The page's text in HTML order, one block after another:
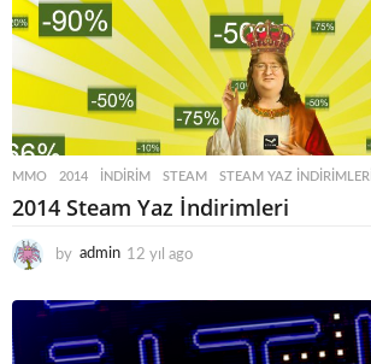
MMO 2014 INDIRIM ,STEAM ,STEAM YAZ İNDIRIMLERI
2014 Steam Yaz İndirimleri
by admin 12 yıl ago
y
l